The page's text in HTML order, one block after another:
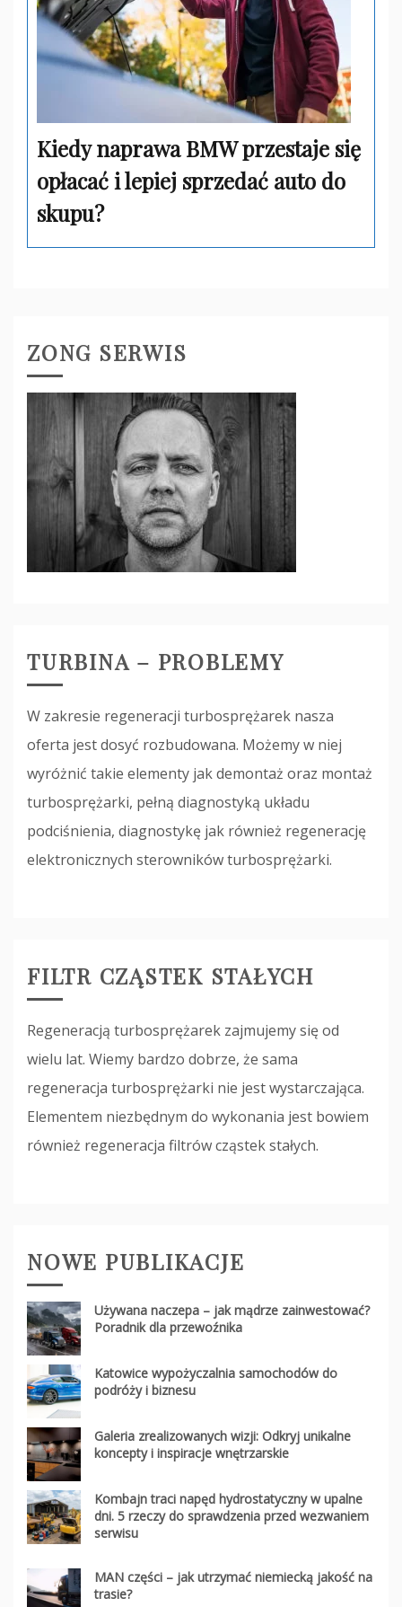
Kiedy naprawa BMW przestaje się
opłacać i lepiej sprzedać auto do
skupu?
ZONG SERWIS
TURBINA – PROBLEMY
W zakresie regeneracji turbosprężarek nasza
oferta jest dosyć rozbudowana. Możemy w niej
wyróżnić takie elementy jak demontaż oraz montaż
turbosprężarki, pełną diagnostyką układu
podciśnienia, diagnostykę jak również regenerację
elektronicznych sterowników turbosprężarki.
FILTR CZĄSTEK STAŁYCH
Regeneracją turbosprężarek zajmujemy się od
wielu lat. Wiemy bardzo dobrze, że sama
regeneracja turbosprężarki nie jest wystarczająca.
Elementem niezbędnym do wykonania jest bowiem
również regeneracja filtrów cząstek stałych.
NOWE PUBLIKACJE
Używana naczepa – jak mądrze zainwestować?
Poradnik dla przewoźnika
Katowice wypożyczalnia samochodów do
podróży i biznesu
Galeria zrealizowanych wizji: Odkryj unikalne
koncepty i inspiracje wnętrzarskie
Kombajn traci napęd hydrostatyczny w upalne
dni. 5 rzeczy do sprawdzenia przed wezwaniem
serwisu
MAN części – jak utrzymać niemiecką jakość na
trasie?